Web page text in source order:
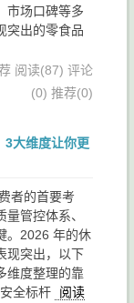
市场口碑等多
突出的零食品
阅读(87) 评论
(0) 推荐(0)
3大维度让你更
者的首要考
管控体系、
。2026 年的休
现突出，以下
维度整理的靠
全标杆
阅读